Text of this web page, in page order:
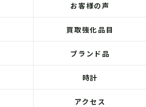
お客様の声
買取強化品目
ブランド品
時計
アクセス